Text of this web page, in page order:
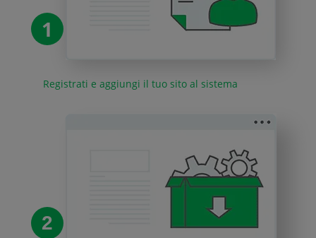
1
Registrati e aggiungi il tuo sito al sistema
2